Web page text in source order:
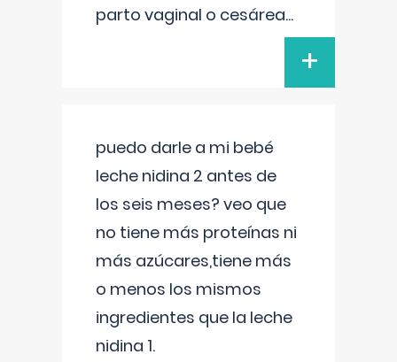
parto vaginal o cesárea...
+
puedo darle a mi bebé
leche nidina 2 antes de
los seis meses? veo que
no tiene más proteínas ni
más azúcares,tiene más
o menos los mismos
ingredientes que la leche
nidina 1.